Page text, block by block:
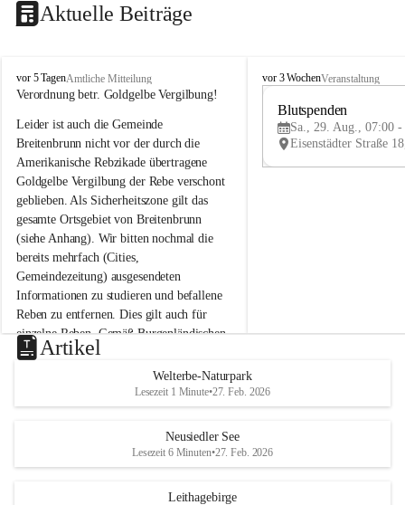
Aktuelle Beiträge
B
r
i
t
e
n
b
r
u
n
n
a
m
N
e
u
s
d
S
vor 5 TagenAmtliche Mitteilung
Verordnung betr. Goldgelbe Vergilbung!
Leider ist auch die Gemeinde
Breitenbrunn nicht vor der durch die
Amerikanische Rebzikade übertragene
Goldgelbe Vergilbung der Rebe verschont
geblieben. Als Sicherheitszone gilt das
gesamte Ortsgebiet von Breitenbrunn
(siehe Anhang). Wir bitten nochmal die
bereits mehrfach (Cities,
Gemeindezeitung) ausgesendeten
Informationen zu studieren und befallene
Reben zu entfernen. Dies gilt auch für
einzelne Reben. Gemäß Burgenländischen
Weinbaugesetz sind nicht gepflegte oder
unzulässige Weingärten zu roden! Bitte
helfen wir zusammen um unsere Winzer
vor den prognostizierten Ernteausfällen
und den daraus folgenden wirtschaftlichen
B
e
u
e
d
r
S
vor 3 WochenVeranstaltung
Blutspenden
Sa., 29. Aug., 07:00 -
Artikel
Welterbe-Naturpark
Lesezeit 1 Minute•27. Feb. 2026
Neusiedler See
Lesezeit 6 Minuten•27. Feb. 2026
Leithagebirge